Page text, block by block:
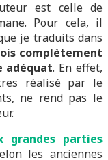
est celle de
Pour cela, il
je traduits dans
complètement
adéquat. En effet,
réalisé par le
ne rend pas le
grandes parties
les anciennes